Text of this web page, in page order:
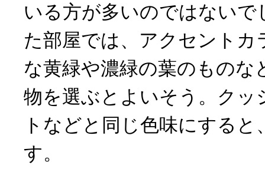
いる方が多いのではない
た部屋では、アクセントカ
な黄緑や濃緑の葉のものな
物を選ぶとよいそう。クッ
トなどと同じ色味にする
す。